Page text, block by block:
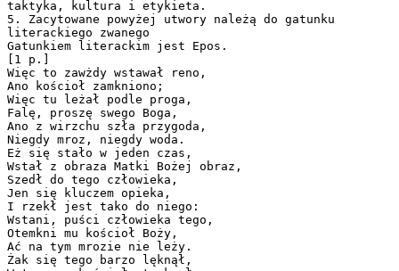
taktyka, kultura i etykieta.
5. Zacytowane powyżej utwory należą do gatunku
literackiego zwanego
Gatunkiem literackim jest Epos.
[1 p.]
Więc to zawżdy wstawał reno,
Ano kościoł zamkniono;
Więc tu leżał podle proga,
Falę, proszę swego Boga,
Ano z wirzchu szła przygoda,
Niegdy mroz, niegdy woda.
Eż się stało w jeden czas,
Wstał z obraza Matki Bożej obraz,
Szedł do tego człowieka,
Jen się kluczem opieka,
I rzekł jest tako do niego:
Wstani, puści człowieka tego,
Otemkni mu kościoł Boży,
Ać na tym mrozie nie leży.
Żak się tego barzo lęknął,